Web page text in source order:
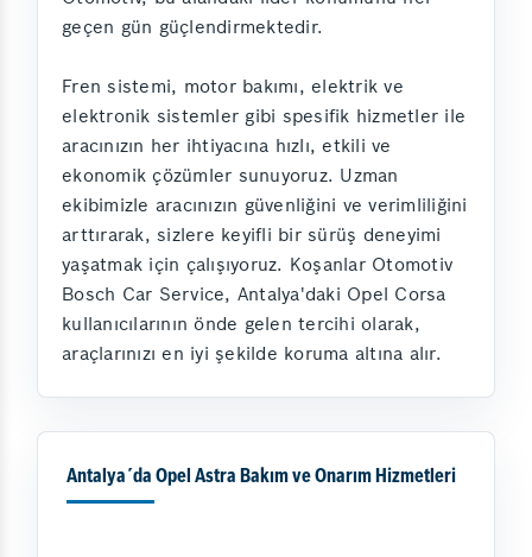
geçen gün güçlendirmektedir.
Fren sistemi, motor bakımı, elektrik ve
elektronik sistemler gibi spesifik hizmetler ile
aracınızın her ihtiyacına hızlı, etkili ve
ekonomik çözümler sunuyoruz. Uzman
ekibimizle aracınızın güvenliğini ve verimliliğini
arttırarak, sizlere keyifli bir sürüş deneyimi
yaşatmak için çalışıyoruz. Koşanlar Otomotiv
Bosch Car Service, Antalya'daki Opel Corsa
kullanıcılarının önde gelen tercihi olarak,
araçlarınızı en iyi şekilde koruma altına alır.
Antalya´da Opel Astra Bakım ve Onarım Hizmetleri